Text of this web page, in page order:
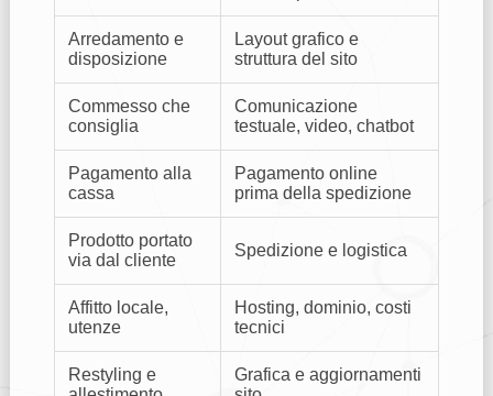
Arredamento e
disposizione
Layout grafico e
struttura del sito
Commesso che
consiglia
Comunicazione
testuale, video, chatbot
Pagamento alla
cassa
Pagamento online
prima della spedizione
Prodotto portato
via dal cliente
Spedizione e logistica
Affitto locale,
utenze
Hosting, dominio, costi
tecnici
Restyling e
Grafica e aggiornamenti